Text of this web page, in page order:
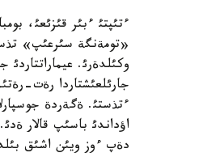
ءتئپتئ ءبئر قئزئعئ،
«تومةنگة سئرعئپ»
وكئلدةرئ. عيماراتتاردئ
ءتذستئ. ةگةردة
اؤداندئ باسئپ قالار